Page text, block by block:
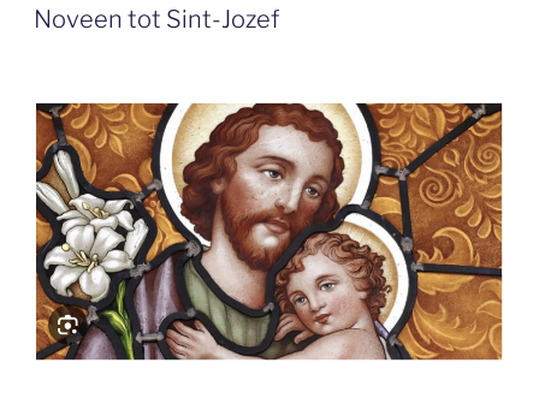
OP
Noveen tot Sint-Jozef